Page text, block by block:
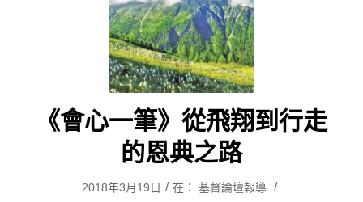
《會心一筆》從飛翔到行走
的恩典之路
2018年3月19日 / 在： 基督論壇報導 /